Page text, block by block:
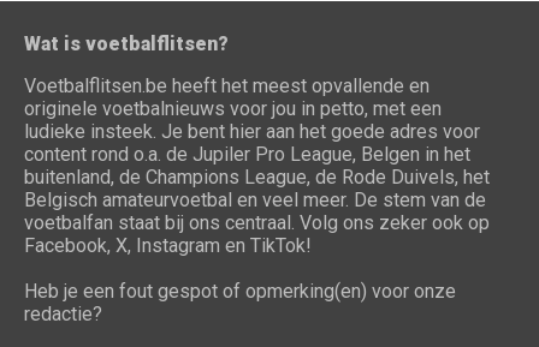
Wat is voetbalflitsen?
Voetbalflitsen.be heeft het meest opvallende en
originele voetbalnieuws voor jou in petto, met een
ludieke insteek. Je bent hier aan het goede adres voor
content rond o.a. de Jupiler Pro League, Belgen in het
buitenland, de Champions League, de Rode Duivels, het
Belgisch amateurvoetbal en veel meer. De stem van de
voetbalfan staat bij ons centraal. Volg ons zeker ook op
Facebook, X, Instagram en TikTok!
Heb je een fout gespot of opmerking(en) voor onze
redactie?